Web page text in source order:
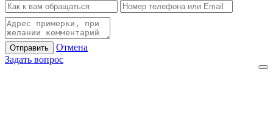
Отправить
Отмена
Задать вопрос